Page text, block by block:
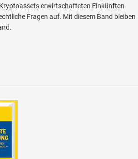
erwirtschafteten Einkünften
Fragen auf. Mit diesem Band bleiben